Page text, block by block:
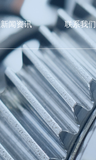
新闻资讯 联系我们